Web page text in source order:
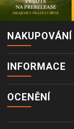
NAKUPOVÁNÍ
INFORMACE
OCENĚNÍ